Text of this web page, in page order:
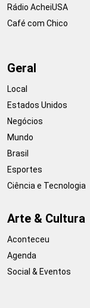
Rádio AcheiUSA
Café com Chico
Geral
Local
Estados Unidos
Negócios
Mundo
Brasil
Esportes
Ciência e Tecnologia
Arte & Cultura
Aconteceu
Agenda
Social & Eventos